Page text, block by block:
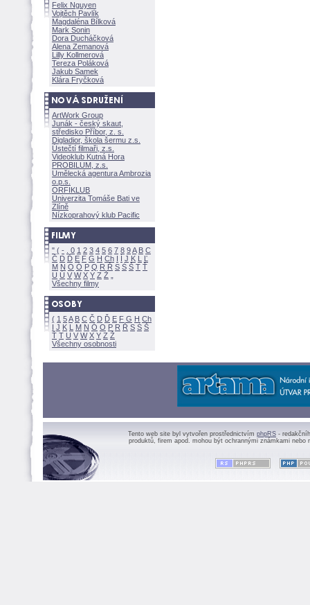
Felix Nguyen
Vojtěch Pavlík
Magdaléna Bílkov
Mark Sonin
Dora Ducháčkov
Alena Zemanov
Lilly Kollmerov
Tereza Polákov
Jakub Samek
Klára Fryčkov
ArtWork Group
Junák - český skaut,
středisko Příbor, z. s.
Digladior, škola šermu z.s.
Ústečtí filmaři, z.s.
Videoklub Kutná Hora
PROBILUM, z.s.
Umělecká agentura Ambrozia
o.p.s.
ORFIKLUB
Univerzita Tomáše Bati ve
Zlíně
Nízkoprahový klub Pacific
" ( - 0 1 2 3 4 5 6 7 8 9A B C
Č D Ď E F G H Ch I Í J K L
Ľ
M N O Ó P Q R Ř S Ś T Ť
U Ú V W X Y Z
Všechny filmy
( 1 5A B C Č D Ď E F G H Ch
I J K L M N Ó O P R Ř S Ś
Ť T U V W X Y Z
Všechny osobnosti
Tento web site byl vytvořen prostřednictvím phpRS -
produktů, firem apod. mohou být ochrannými známkami